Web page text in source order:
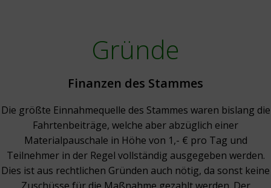
Gründe
Finanzen des Stammes
Die größte Einnahmequelle des Stammes waren bislang die
Fahrtenbeiträge, welche aber abzüglich einer
Materialpauschale in Höhe von 1,- € pro Tag und
Teilnehmer in der Regel vollständig ausgegeben werden.
Dies ist aus rechtlichen Gründen auch nötig, da sonst keine